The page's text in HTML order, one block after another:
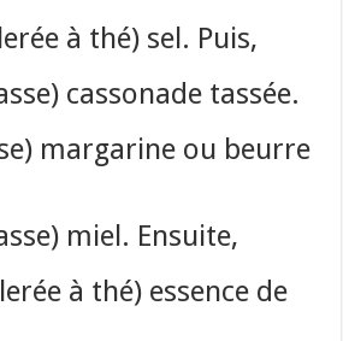
à thé) sel. Puis,
cassonade tassée.
margarine ou beurre
miel. Ensuite,
à thé) essence de